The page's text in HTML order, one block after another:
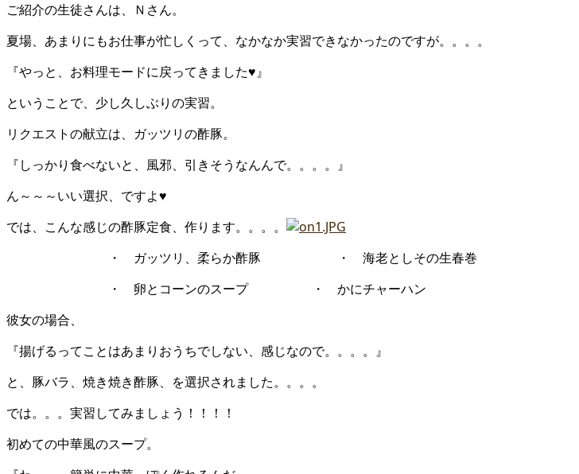
ご紹介の生徒さんは、Ｎさん。
夏場、あまりにもお仕事が忙しくって、なかなか実習できなかったのですが。。。。
『やっと、お料理モードに戻ってきました♥』
ということで、少し久しぶりの実習。
リクエストの献立は、ガッツリの酢豚。
『しっかり食べないと、風邪、引きそうなんんで。。。。』
ん～～～いい選択、ですよ♥
では、こんな感じの酢豚定食、作ります。。。。
・ ガッツリ、柔らか酢豚 ・ 海老としその生春巻
・ 卵とコーンのスープ ・ かにチャーハン
彼女の場合、
『揚げるってことはあまりおうちでしない、感じなので。。。。』
と、豚バラ、焼き焼き酢豚、を選択されました。。。。
では。。。実習してみましょう！！！！
初めての中華風のスープ。